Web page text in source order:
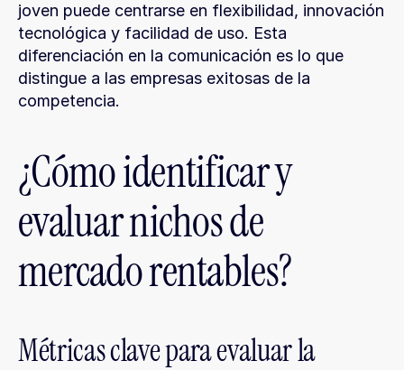
joven puede centrarse en flexibilidad, innovación
tecnológica y facilidad de uso. Esta
diferenciación en la comunicación es lo que
distingue a las empresas exitosas de la
competencia.
¿Cómo identificar y
evaluar nichos de
mercado rentables?
Métricas clave para evaluar la